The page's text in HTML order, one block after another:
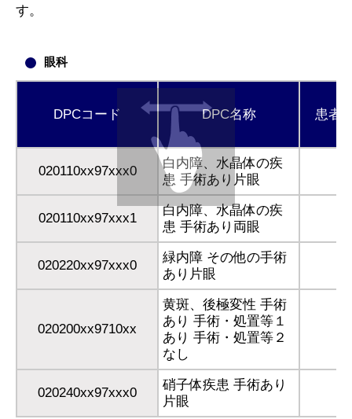
す。
眼科
DPCコード DPC名称 患者
020110xx97xxx0
白内障、水晶体の疾
患 手術あり片眼
020110xx97xxx1
白内障、水晶体の疾
患 手術あり両眼
020220xx97xxx0
緑内障 その他の手術
あり片眼
020200xx9710xx
黄斑、後極変性 手術
あり 手術・処置等１
あり 手術・処置等２
なし
020240xx97xxx0
硝子体疾患 手術あり
片眼